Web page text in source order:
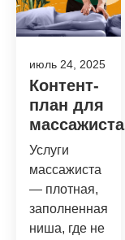
июль 24, 2025
Контент-
план для
массажиста
Услуги
массажиста
— плотная,
заполненная
ниша, где не